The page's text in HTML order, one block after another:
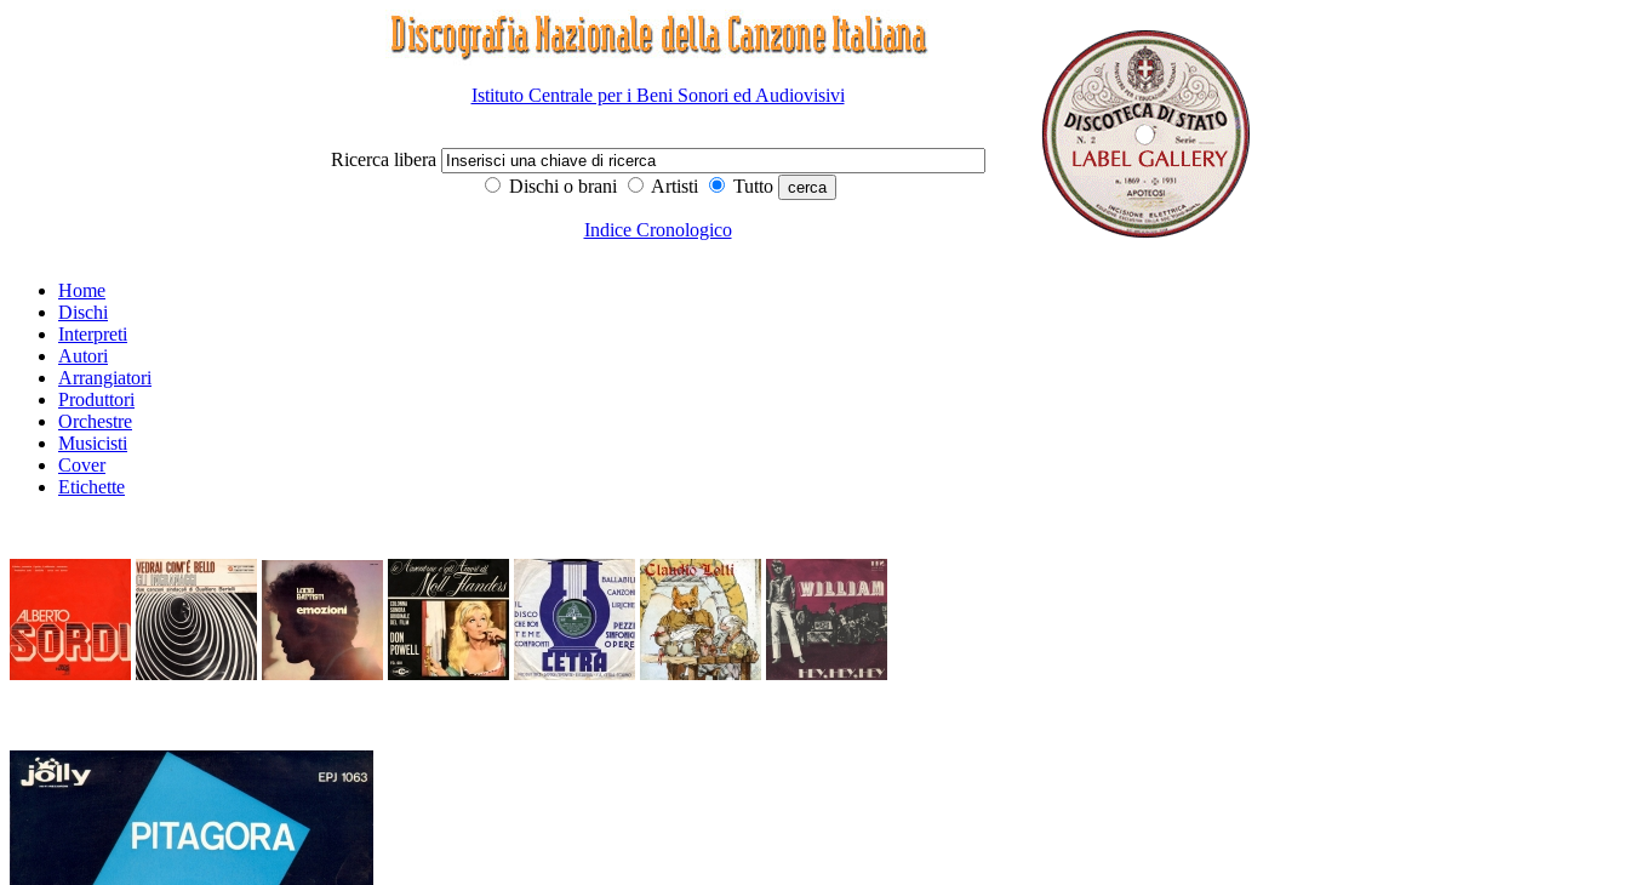
Istituto Centrale per i Beni Sonori ed Audiovisivi
Ricerca libera
Dischi o brani
Artisti Tutto
Indice Cronologico
Home
Dischi
Interpreti
Autori
Arrangiatori
Produttori
Orchestre
Musicisti
Cover
Etichette